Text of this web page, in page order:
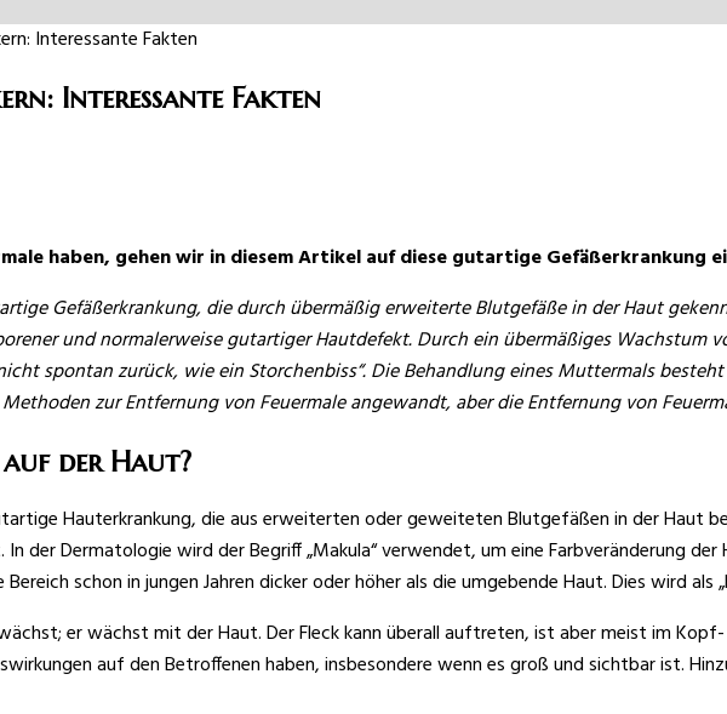
Interessante Fakten
Interessante Fakten
haben, gehen wir in diesem Artikel auf diese gutartige Gefäßerkrankung
Gefäßerkrankung, die durch übermäßig erweiterte Blutgefäße in der Haut
und normalerweise gutartiger Hautdefekt. Durch ein übermäßiges
spontan zurück, wie ein Storchenbiss“. Die Behandlung eines Muttermals
zur Entfernung von Feuermale angewandt, aber die Entfernung von
der Haut?
Hauterkrankung, die aus erweiterten oder geweiteten Blutgefäßen in der Haut
der Dermatologie wird der Begriff „Makula“ verwendet, um eine Farbveränderung
schon in jungen Jahren dicker oder höher als die umgebende Haut. Dies wird als
er wächst mit der Haut. Der Fleck kann überall auftreten, ist aber meist im
auf den Betroffenen haben, insbesondere wenn es groß und sichtbar ist.